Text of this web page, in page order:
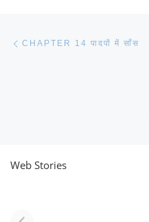
CHAPTER 14 पादपों में साँस
Web Stories
(राजस्थान) |